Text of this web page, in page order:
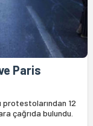
Paris
protestolarından 12
çağrıda bulundu.